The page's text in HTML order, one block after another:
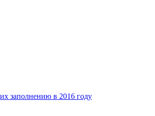
заполнению в 2016 году